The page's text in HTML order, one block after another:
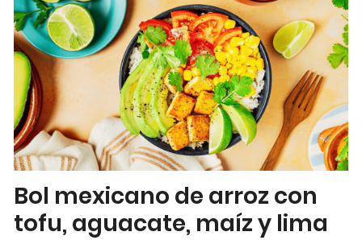
Bol mexicano de arroz con
tofu, aguacate, maíz y lima